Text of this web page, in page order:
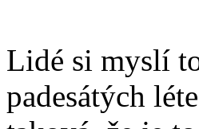
Lidé si myslí
padesátých